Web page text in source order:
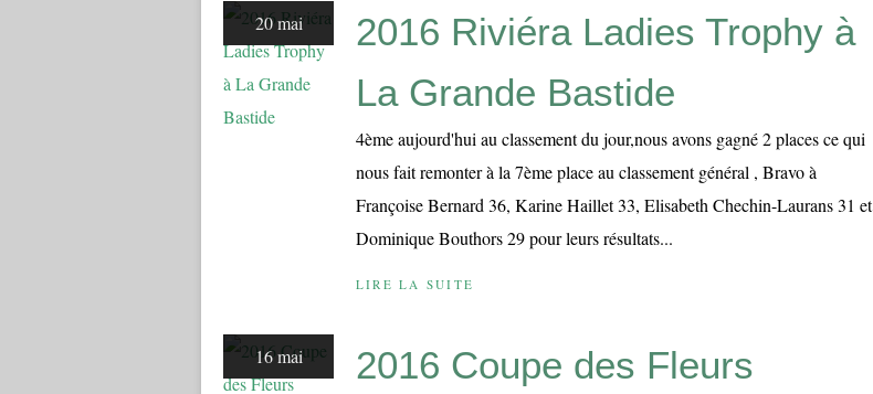
20 mai
2016 Riviéra Ladies Trophy à
La Grande Bastide
4ème aujourd'hui au classement du jour,nous avons gagné 2 places ce qui
nous fait remonter à la 7ème place au classement général , Bravo à
Françoise Bernard 36, Karine Haillet 33, Elisabeth Chechin-Laurans 31 et
Dominique Bouthors 29 pour leurs résultats...
LIRE LA SUITE
16 mai 2016 Coupe des Fleurs